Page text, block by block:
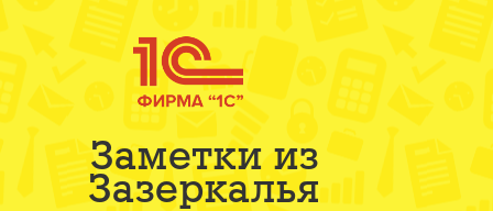
Заметки из
Зазеркалья